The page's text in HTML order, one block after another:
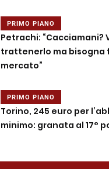
PRIMO PIANO
Petrachi: “Cacciamani?
trattenerlo ma bisogna
mercato”
PRIMO PIANO
Torino, 245 euro per
minimo: granata al 17°